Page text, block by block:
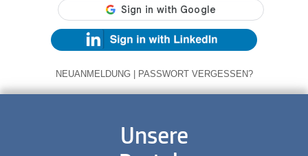
NEUANMELDUNG | PASSWORT VERGESSEN?
Unsere